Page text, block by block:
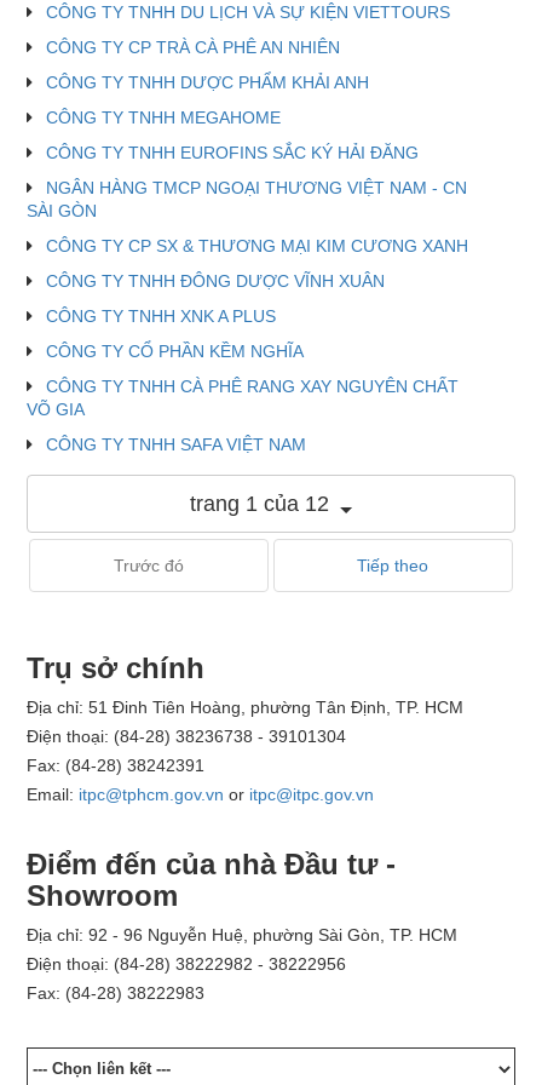
CÔNG TY TNHH DU LỊCH VÀ SỰ KIỆN VIETTOURS
CÔNG TY CP TRÀ CÀ PHÊ AN NHIÊN
CÔNG TY TNHH DƯỢC PHẨM KHẢI ANH
CÔNG TY TNHH MEGAHOME
CÔNG TY TNHH EUROFINS SẮC KÝ HẢI ĐĂNG
NGÂN HÀNG TMCP NGOẠI THƯƠNG VIỆT NAM - CN
SÀI GÒN
CÔNG TY CP SX & THƯƠNG MẠI KIM CƯƠNG XANH
CÔNG TY TNHH ĐÔNG DƯỢC VĨNH XUÂN
CÔNG TY TNHH XNK A PLUS
CÔNG TY CỔ PHẦN KỀM NGHĨA
CÔNG TY TNHH CÀ PHÊ RANG XAY NGUYÊN CHẤT
VÕ GIA
CÔNG TY TNHH SAFA VIỆT NAM
trang 1 của 12
Trước đó Tiếp theo
Trụ sở chính
Địa chỉ: 51 Đinh Tiên Hoàng, phường Tân Định, TP. HCM
Điện thoại: (84-28) 38236738 - 39101304
Fax: (84-28) 38242391
Email: itpc@tphcm.gov.vn or itpc@itpc.gov.vn
Điểm đến của nhà Đầu tư -
Showroom
Địa chỉ: 92 - 96 Nguyễn Huệ, phường Sài Gòn, TP. HCM
Điện thoại: (84-28) 38222982 - 38222956
Fax: (84-28) 38222983